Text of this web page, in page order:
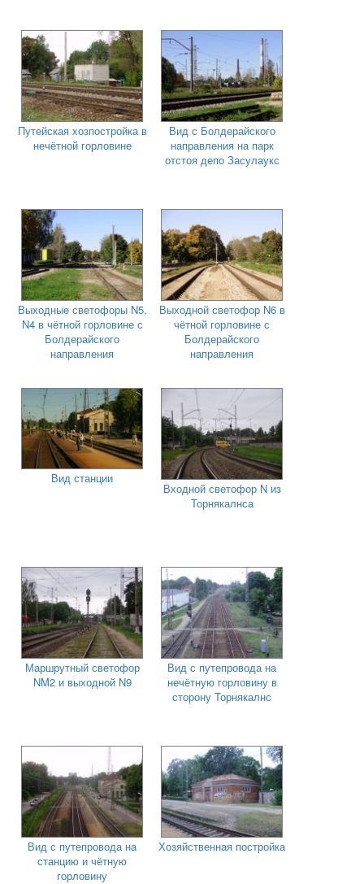
Путейская хозпостройка в
нечётной горловине
Вид с Болдерайского
направления на парк
отстоя депо Засулаукс
Выходные светофоры N5,
N4 в чётной горловине с
Болдерайского
направления
Выходной светофор N6 в
чётной горловине с
Болдерайского
направления
Вид станции
Входной светофор N из
Торнякалнса
Маршрутный светофор
NM2 и выходной N9
Вид с путепровода на
нечётную горловину в
сторону Торнякалнс
Вид с путепровода на
станцию и чётную
горловину
Хозяйственная постройка